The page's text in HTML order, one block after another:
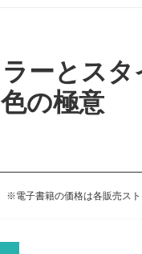
ーとスタ
の極意
※電子書籍の価格は各販売ス